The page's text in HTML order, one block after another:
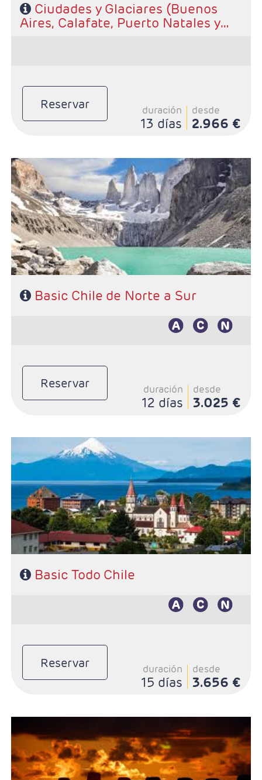
Ciudades y Glaciares (Buenos
Aires, Calafate, Puerto Natales y
Reservar duración
13 días
desde
2.966 €
- Salidas: Diarias
- Ruta: 3 noches Santigo, 3 noches San Pedro de
Atacama y 3 noches Puerto Natales
- Categoría hotelera: De libre elección
- Régimen: Según programa
Basic Chile de Norte a Sur
Reservar duración
12 días
desde
3.025 €
- Salidas: Diarias
- Ruta: 3 noches Santigo, 3 noches San Pedro de
Atacama, 3 noches en Puerto Varas y 3 noches Puerto
Natales
- Categoría hotelera: De libre elección
- Régimen: Según programa
Basic Todo Chile
Reservar duración
15 días
desde
3.656 €
- Salidas: Diarias
- Ruta: 5 noches Santigo, 3 noches San Pedro de
Atacama y 3 noches Isla de Pascua
- Categoría hotelera: De libre elección
- Régimen: Según programa